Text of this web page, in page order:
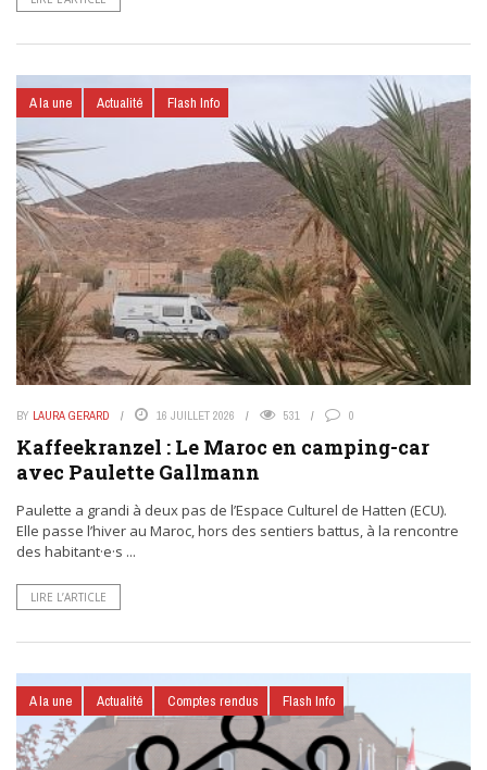
A la une Actualité Flash Info
BY LAURA GERARD 16 JUILLET 2026 531 0
Kaffeekranzel : Le Maroc en camping-car
avec Paulette Gallmann
Paulette a grandi à deux pas de l’Espace Culturel de Hatten (ECU).
Elle passe l’hiver au Maroc, hors des sentiers battus, à la rencontre
des habitant·e·s ...
LIRE L’ARTICLE
A la une Actualité Comptes rendus Flash Info